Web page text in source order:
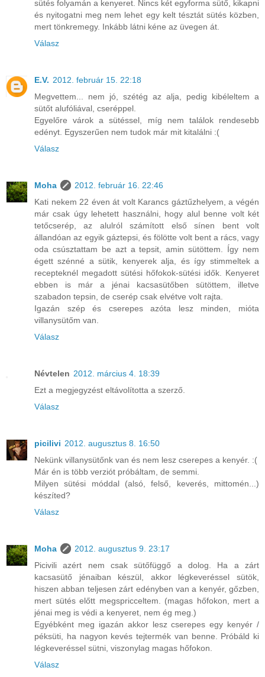
sütés folyamán a kenyeret. Nincs két egyforma sütő, kikapni
és nyitogatni meg nem lehet egy kelt tésztát sütés közben,
mert tönkremegy. Inkább látni kéne az üvegen át.
Válasz
E.V. 2012. február 15. 22:18
Megvettem... nem jó, szétég az alja, pedig kibéleltem a
sütőt alufóliával, cseréppel.
Egyelőre várok a sütéssel, míg nem találok rendesebb
edényt. Egyszerűen nem tudok már mit kitalálni :(
Válasz
Moha
2012. február 16. 22:46
Kati nekem 22 éven át volt Karancs gáztűzhelyem, a végén
már csak úgy lehetett használni, hogy alul benne volt két
tetőcserép, az alulról számított első sínen bent volt
állandóan az egyik gáztepsi, és fölötte volt bent a rács, vagy
oda csúsztattam be azt a tepsit, amin sütöttem. Így nem
égett szénné a sütik, kenyerek alja, és így stimmeltek a
recepteknél megadott sütési hőfokok-sütési idők. Kenyeret
ebben is már a jénai kacsasütőben sütöttem, illetve
szabadon tepsin, de cserép csak elvétve volt rajta.
Igazán szép és cserepes azóta lesz minden, mióta
villanysütőm van.
Válasz
Névtelen 2012. március 4. 18:39
Ezt a megjegyzést eltávolította a szerző.
Válasz
picilivi 2012. augusztus 8. 16:50
Nekünk villanysütőnk van és nem lesz cserepes a kenyér. :(
Már én is több verziót próbáltam, de semmi.
Milyen sütési móddal (alsó, felső, keverés, mittomén...)
készíted?
Válasz
Moha
2012. augusztus 9. 23:17
Picivili azért nem csak sütőfüggő a dolog. Ha a zárt
kacsasütő jénaiban készül, akkor légkeveréssel sütök,
hiszen abban teljesen zárt edényben van a kenyér, gőzben,
mert sütés előtt megspricceltem. (magas hőfokon, mert a
jénai meg is védi a kenyeret, nem ég meg.)
Egyébként meg igazán akkor lesz cserepes egy kenyér /
péksüti, ha nagyon kevés tejtermék van benne. Próbáld ki
légkeveréssel sütni, viszonylag magas hőfokon.
Válasz